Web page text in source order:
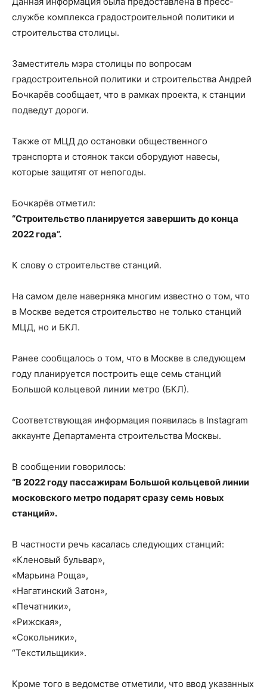
службе комплекса градостроительной политики и
строительства столицы.
Заместитель мэра столицы по вопросам
градостроительной политики и строительства Андрей
Бочкарёв сообщает, что в рамках проекта, к станции
подведут дороги.
Также от МЦД до остановки общественного
транспорта и стоянок такси оборудуют навесы,
которые защитят от непогоды.
Бочкарёв отметил:
“Строительство планируется завершить до конца
2022 года”.
К слову о строительстве станций.
На самом деле наверняка многим известно о том, что
в Москве ведется строительство не только станций
МЦД, но и БКЛ.
Ранее сообщалось о том, что в Москве в следующем
году планируется построить еще семь станций
Большой кольцевой линии метро (БКЛ).
Соответствующая информация появилась в Instagram
аккаунте Департамента строительства Москвы.
В сообщении говорилось:
“В 2022 году пассажирам Большой кольцевой линии
московского метро подарят сразу семь новых
станций».
В частности речь касалась следующих станций:
«Кленовый бульвар»,
«Марьина Роща»,
«Нагатинский Затон»,
«Печатники»,
«Рижская»,
«Сокольники»,
“Текстильщики».
Кроме того в ведомстве отметили, что ввод указанных